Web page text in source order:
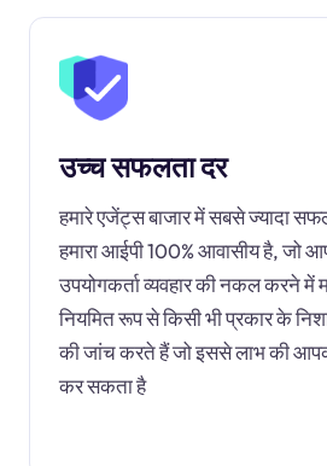
उच्च सफलता दर
हमारे एजेंट्स बाजार में सबसे ज्यादा
हमारा आईपी 100% आवासीय है, जो
उपयोगकर्ता व्यवहार की नकल करने में
नियमित रूप से किसी भी प्रकार के
की जांच करते हैं जो इससे लाभ की
कर सकता है